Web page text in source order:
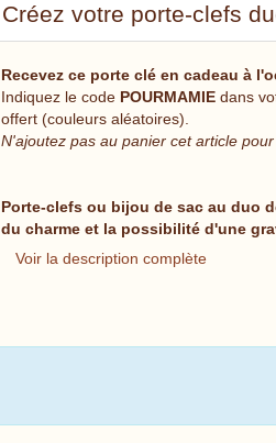
Créez votre porte-clefs
Recevez ce porte clé en cadeau à
Indiquez le code POURMAMIEdans
offert (couleurs aléatoires).
N'ajoutez pas au panier cet article
Porte-clefs ou bijou de sac au duo
du charme et la possibilité d'une
Voir la description complète